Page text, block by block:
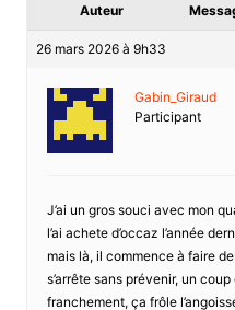
Auteur
26 mars 2026 à 9h33
Gabin_Giraud
Participant
J’ai un gros souci avec mon
l’ai achete d’occaz l’année
mais là, il commence à faire
s’arrête sans prévenir, un
franchement, ça frôle